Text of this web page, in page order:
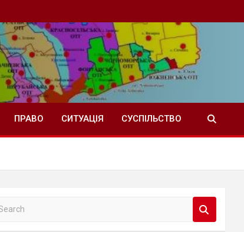
ПРАВО СИТУАЦІЯ СУСПІЛЬСТВО